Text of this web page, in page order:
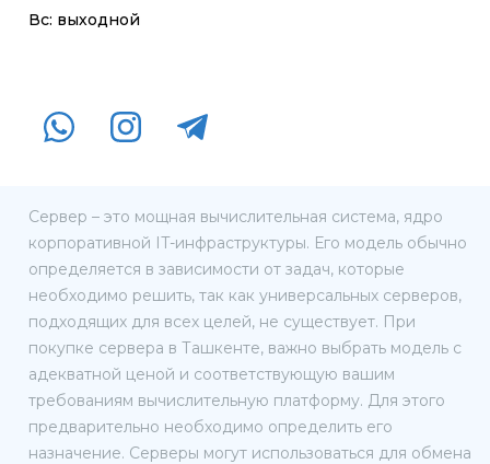
Вс: выходной
Сервер – это мощная вычислительная система, ядро
корпоративной IT-инфраструктуры. Его модель обычно
определяется в зависимости от задач, которые
необходимо решить, так как универсальных серверов,
подходящих для всех целей, не существует. При
покупке сервера в Ташкенте, важно выбрать модель с
адекватной ценой и соответствующую вашим
требованиям вычислительную платформу. Для этого
предварительно необходимо определить его
назначение. Серверы могут использоваться для обмена